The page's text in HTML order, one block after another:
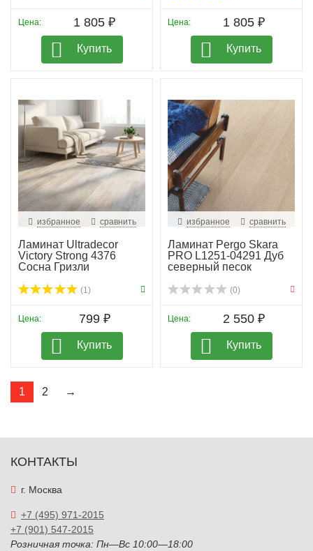
Цена: 1 805 ₽
Купить
Цена: 1 805 ₽
Купить
избранное сравнить
Ламинат Ultradecor
Victory Strong 4376
Сосна Гризли
(1)
Цена: 799 ₽
Купить
избранное сравнить
Ламинат Pergo Skara
PRO L1251-04291 Дуб
северный песок
(0)
Цена: 2 550 ₽
Купить
1 2 →
КОНТАКТЫ
г. Москва
+7 (495) 971-2015
+7 (901) 547-2015
Розничная точка: Пн—Вс 10:00—18:00